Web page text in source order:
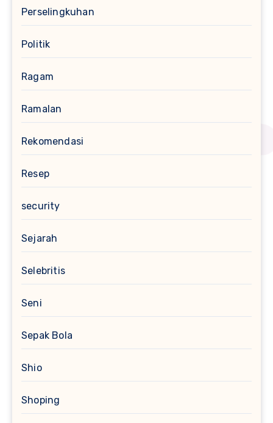
Perselingkuhan
Politik
Ragam
Ramalan
Rekomendasi
Resep
security
Sejarah
Selebritis
Seni
Sepak Bola
Shio
Shoping